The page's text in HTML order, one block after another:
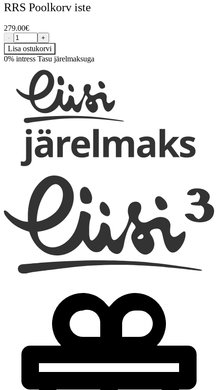
RRS Poolkorv iste
279.00€
- +
Lisa ostukorvi
0% intress Tasu järelmaksuga